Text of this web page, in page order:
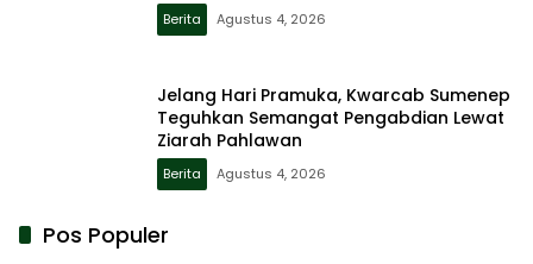
Berita Agustus 4, 2026
Jelang Hari Pramuka, Kwarcab Sumenep
Teguhkan Semangat Pengabdian Lewat
Ziarah Pahlawan
Berita Agustus 4, 2026
Pos Populer